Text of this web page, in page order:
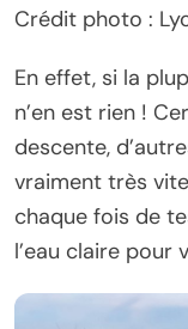
Crédit photo :
En effet, si la
n’en est rien !
descente,
vraiment très
chaque fois de
l’eau claire pour